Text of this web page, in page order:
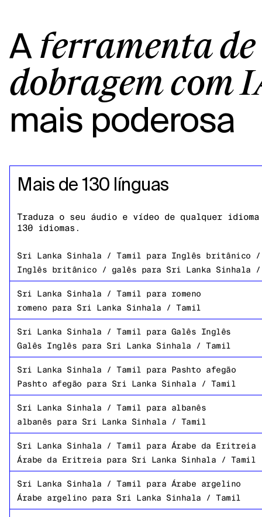
A ferramenta de
dobragem com
mais poderosa
Mais de 130 línguas
Traduza o seu áudio e vídeo de qualquer
130 idiomas.
Sri Lanka Sinhala / Tamil para Inglês britânico /
Inglês britânico / galês para Sri Lanka Sinhala
Sri Lanka Sinhala / Tamil para romeno
romeno para Sri Lanka Sinhala / Tamil
Sri Lanka Sinhala / Tamil para Galês Inglês
Galês Inglês para Sri Lanka Sinhala / Tamil
Sri Lanka Sinhala / Tamil para Pashto afegão
Pashto afegão para Sri Lanka Sinhala / Tamil
Sri Lanka Sinhala / Tamil para albanês
albanês para Sri Lanka Sinhala / Tamil
Sri Lanka Sinhala / Tamil para Árabe da Eritreia
Árabe da Eritreia para Sri Lanka Sinhala / Tamil
Sri Lanka Sinhala / Tamil para Árabe argelino
Árabe argelino para Sri Lanka Sinhala / Tamil